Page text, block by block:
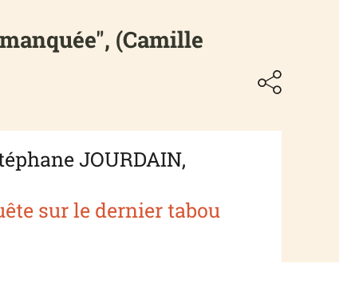
(Camille
JOURDAIN,
sur le dernier tabou